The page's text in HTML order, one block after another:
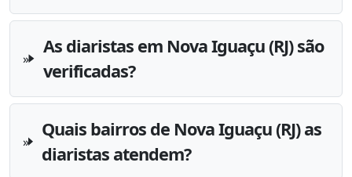
As diaristas em Nova Iguaçu (RJ) são
verificadas?
Quais bairros de Nova Iguaçu (RJ) as
diaristas atendem?